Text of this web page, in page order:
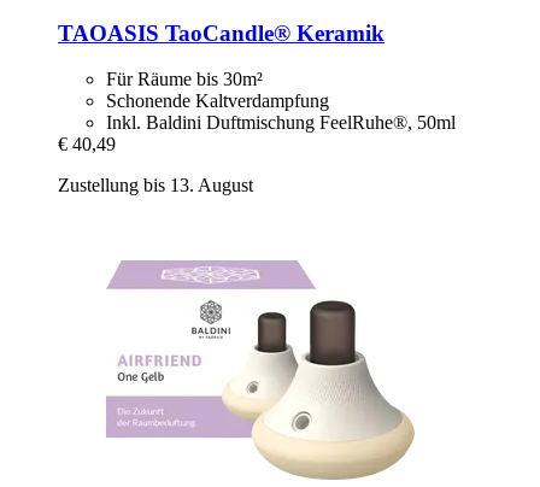
TAOASIS TaoCandle® Keramik
Für Räume bis 30m²
Schonende Kaltverdampfung
Inkl. Baldini Duftmischung FeelRuhe®, 50ml
€ 40,49
Zustellung bis 13. August